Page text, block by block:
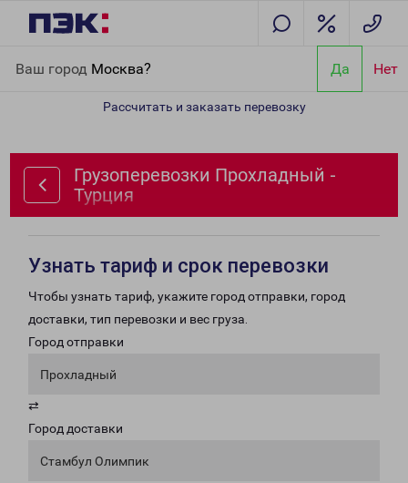
Ваш город Москва? Да Нет
Рассчитать и заказать перевозку
Грузоперевозки Прохладный -
Турция
Узнать тариф и срок перевозки
Чтобы узнать тариф, укажите город отправки, город
доставки, тип перевозки и вес груза.
Город отправки
Прохладный
⇄
Город доставки
Стамбул Олимпик